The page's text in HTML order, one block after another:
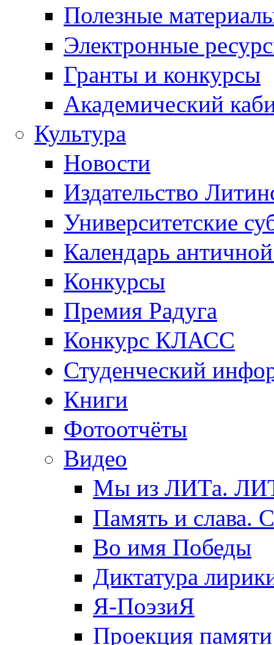
Полезные
Электронные
Гранты и конкурсы
Академический
Культура
Новости
Издательство
Университетские
Календарь
Конкурсы
Премия Радуга
Конкурс КЛАСС
Студенческий
Книги
Фотоотчёты
Видео
Мы из ЛИТа.
Память и слава.
Во имя Победы
Диктатура
Я-ПоэзиЯ
Проекция памяти